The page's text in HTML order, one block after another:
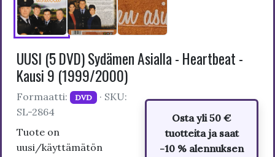
UUSI (5 DVD) Sydämen Asialla - Heartbeat -
Kausi 9 (1999/2000)
Formaatti: DVD · SKU:
SL-2864
Tuote on
uusi/käyttämätön
Osta yli 50 €
tuotteita ja saat
-10 % alennuksen